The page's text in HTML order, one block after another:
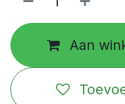
Aan